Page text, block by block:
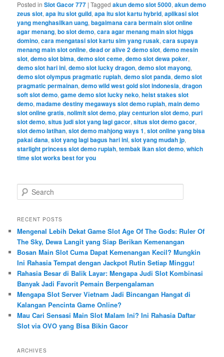
Posted in Slot Gacor 777 |Tagged akun demo slot 5000,akun demo
zeus slot,apa itu slot guild,apa itu slot kartu hybrid,aplikasi slot
yang menghasilkan uang,bagaimana cara bermain slot online
agar menang,bo slot demo,cara agar menang main slot higgs
domino,cara mengatasi slot kartu sim yang rusak,cara supaya
menang main slot online,dead or alive 2 demo slot,demo mesin
slot,demo slot bima,demo slot ceme,demo slot dewa poker,
demo slot hari ini,demo slot lucky dragon,demo slot mayong,
demo slot olympus pragmatic rupiah,demo slot panda,demo slot
pragmatic permainan,demo wild west gold slot indonesia,dragon
soft slot demo,game demo slot lucky neko,heist stakes slot
demo,madame destiny megaways slot demo rupiah,main demo
slot online gratis,nolimit slot demo,play centurion slot demo,puri
slot demo,situs judi slot yang lagi gacor,situs slot demo gacor,
slot demo latihan,slot demo mahjong ways 1,slot online yang bisa
pakai dana,slot yang lagi bagus hari ini,slot yang mudah jp,
starlight princess slot demo rupiah,tembak ikan slot demo,which
time slot works best for you
e
r
h
RECENT POSTS
Mengenal Lebih Dekat Game Slot Age Of The Gods: Ruler Of
The Sky, Dewa Langit yang Siap Berikan Kemenangan
Bosan Main Slot Cuma Dapat Kemenangan Kecil? Mungkin
Ini Rahasia Tempat dengan Jackpot Rutin Setiap Minggu!
Rahasia Besar di Balik Layar: Mengapa Judi Slot Kombinasi
Banyak Jadi Favorit Pemain Berpengalaman
Mengapa Slot Server Vietnam Jadi Bincangan Hangat di
Kalangan Pencinta Game Online?
Mau Cari Sensasi Main Slot Malam Ini? Ini Rahasia Daftar
Slot via OVO yang Bisa Bikin Gacor
ARCHIVES